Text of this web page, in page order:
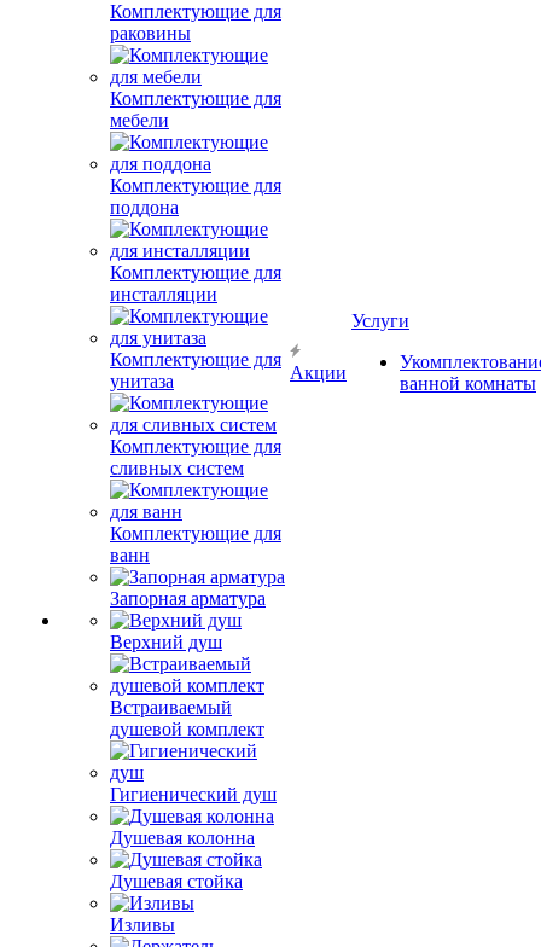
Комплектующие для
раковины
Комплектующие для
мебели
Комплектующие для
поддона
Комплектующие для
инсталляции
Комплектующие для
унитаза
Комплектующие для
сливных систем
Комплектующие для
ванн
Запорная арматура
Верхний душ
Встраиваемый
душевой комплект
Гигиенический душ
Душевая колонна
Душевая стойка
Изливы
Акции
Услуги
ванной комнаты